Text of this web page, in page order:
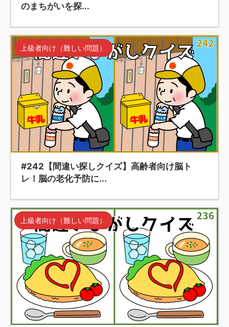
のまちがいを探...
上級者向け（難しい問題）
#242【間違い探しクイズ】高齢者向け脳ト
レ！脳の老化予防に...
上級者向け（難しい問題）